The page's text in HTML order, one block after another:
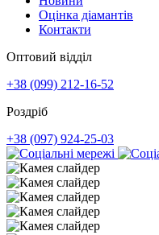
Оцінка діамантів
Контакти
Оптовий відділ
+38 (099) 212-16-52
Роздріб
+38 (097) 924-25-03